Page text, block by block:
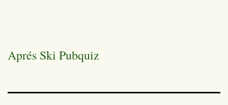
Aprés Ski Pubquiz